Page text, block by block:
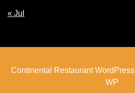
« Jul
Continental Restaurant
WP